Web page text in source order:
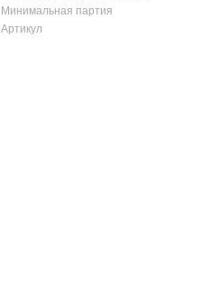
Минимальная партия
Артикул